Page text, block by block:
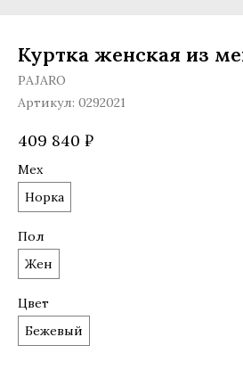
Куртка женская из
PAJARO
Артикул: 0292021
409 840 ₽
Мех
Норка
Пол
Жен
Цвет
Бежевый